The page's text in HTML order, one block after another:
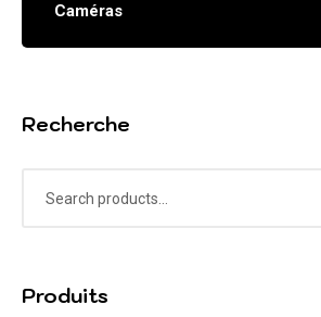
Caméras
Recherche
Produits